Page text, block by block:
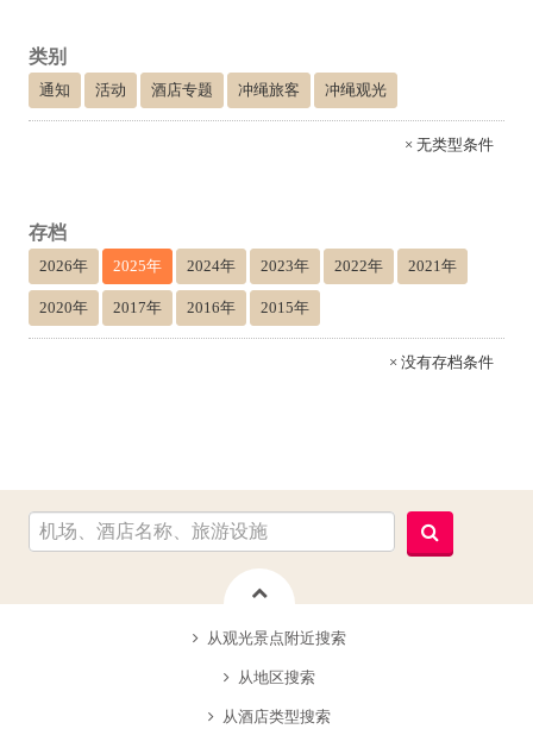
类别
通知 活动 酒店专题 冲绳旅客 冲绳观光
× 无类型条件
存档
2026年 2025年 2024年 2023年 2022年 2021年
2020年 2017年 2016年 2015年
× 没有存档条件
从观光景点附近搜索
从地区搜索
从酒店类型搜索